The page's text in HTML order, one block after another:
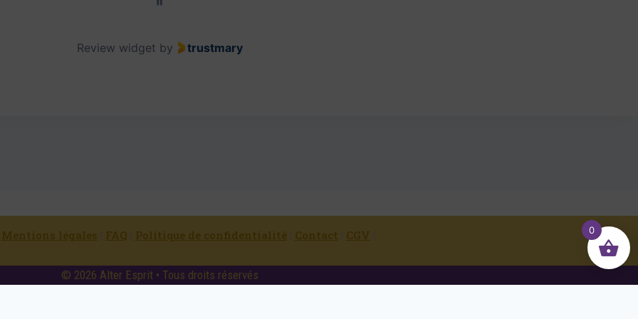
Review widget by trustmary
Mentions légales | FAQ | Politique de confidentialité | Contact | CGV |
© 2026 Alter Esprit • Tous droits réservés
0